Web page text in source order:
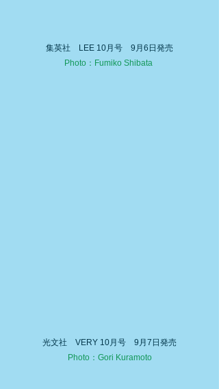
集英社　LEE 10月号　9月6日発売
Photo：Fumiko Shibata
光文社　VERY 10月号　9月7日発売
Photo：Gori Kuramoto